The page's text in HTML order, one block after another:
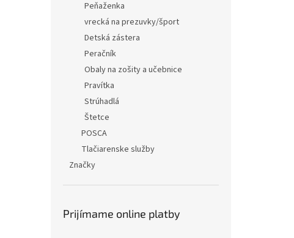
Peňaženka
vrecká na prezuvky/šport
Detská zástera
Peračník
Obaly na zošity a učebnice
Pravítka
Strúhadlá
Štetce
POSCA
Tlačiarenske služby
Značky
Prijímame online platby